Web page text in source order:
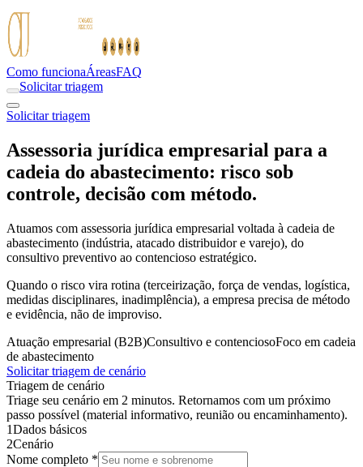
Como funcionaÁreasFAQ
Solicitar triagem
Solicitar triagem
Assessoria jurídica empresarial para a
cadeia do abastecimento: risco sob
controle, decisão com método.
Atuamos com assessoria jurídica empresarial voltada à cadeia de
abastecimento (indústria, atacado distribuidor e varejo), do
consultivo preventivo ao contencioso estratégico.
Quando o risco vira rotina (terceirização, força de vendas, logística,
medidas disciplinares, inadimplência), a empresa precisa de método
e evidência, não de improviso.
Atuação empresarial (B2B)Consultivo e contenciosoFoco em cadeia
de abastecimento
Solicitar triagem de cenário
Triagem de cenário
Triage seu cenário em 2 minutos. Retornamos com um próximo
passo possível (material informativo, reunião ou encaminhamento).
1Dados básicos
2Cenário
Nome completo *